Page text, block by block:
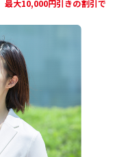
最大10,000円引きの割引で